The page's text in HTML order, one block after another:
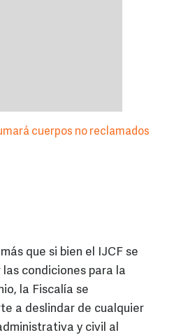
cuerpos no reclamados
que si bien el IJCF se
condiciones para la
la Fiscalía se
a deslindar de cualquier
y civil al